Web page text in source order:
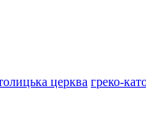
церква греко-